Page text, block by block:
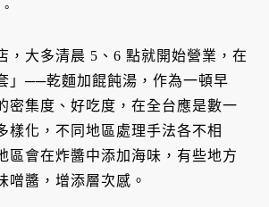
，大多清晨 5、6 點就開始營業，在
」──乾麵加餛飩湯，作為一頓早
密集度、好吃度，在全台應是數一
樣化，不同地區處理手法各不相
區會在炸醬中添加海味，有些地方
噌醬，增添層次感。